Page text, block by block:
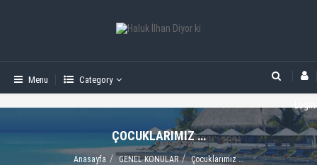
Menu Category
ÇOCUKLARIMIZ …
Anasayfa GENEL KONULAR Çocuklarımız …